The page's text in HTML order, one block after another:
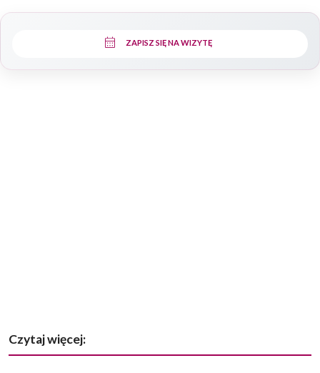
calendar_month ZAPISZ SIĘ NA WIZYTĘ
Czytaj więcej: